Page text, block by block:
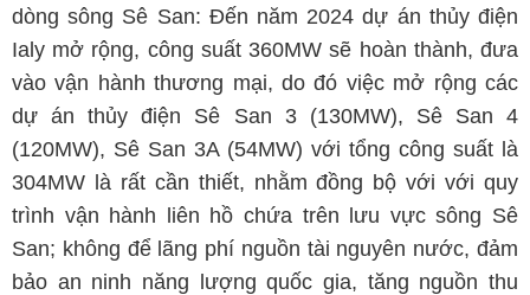
dòng sông Sê San: Đến năm 2024 dự án thủy điện
Ialy mở rộng, công suất 360MW sẽ hoàn thành, đưa
vào vận hành thương mại, do đó việc mở rộng các
dự án thủy điện Sê San 3 (130MW), Sê San 4
(120MW), Sê San 3A (54MW) với tổng công suất là
304MW là rất cần thiết, nhằm đồng bộ với với quy
trình vận hành liên hồ chứa trên lưu vực sông Sê
San; không để lãng phí nguồn tài nguyên nước, đảm
bảo an ninh năng lượng quốc gia, tăng nguồn thu